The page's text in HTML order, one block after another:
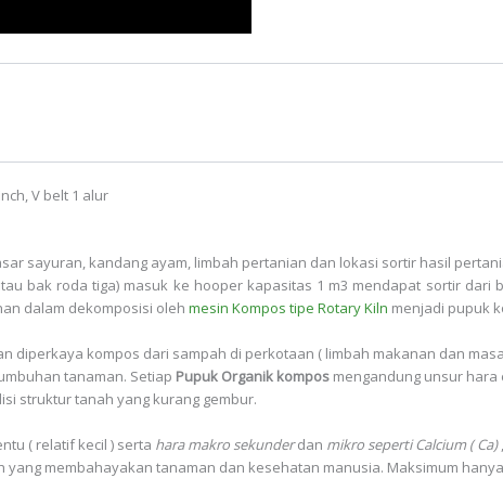
V belt 1 alur
sayuran, kandang ayam, limbah pertanian dan lokasi sortir hasil
bak roda tiga) masuk ke hooper kapasitas 1 m3 mendapat sortir dari
dalam dekomposisi oleh mesin Kompos tipe Rotary Kiln menjadi pupuk
diperkaya kompos dari sampah di perkotaan ( limbah makanan dan
tanaman. Setiap Pupuk Organik kompos mengandung unsur
struktur tanah yang kurang gembur.
( relatif kecil ) serta hara makro sekunderdan mikro seperti Calcium ( Ca),
yang membahayakan tanaman dan kesehatan manusia. Maksimum